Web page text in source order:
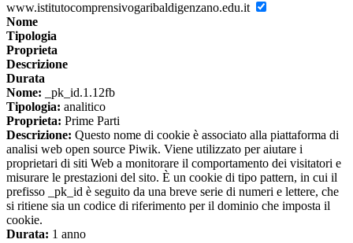
www.istitutocomprensivogaribaldigenzano.edu.it
Nome
Tipologia
Proprieta
Descrizione
Durata
Nome: _pk_id.1.12fb
Tipologia: analitico
Proprieta: Prime Parti
Descrizione: Questo nome di cookie è associato alla piattaforma di
analisi web open source Piwik. Viene utilizzato per aiutare i
proprietari di siti Web a monitorare il comportamento dei visitatori e
misurare le prestazioni del sito. È un cookie di tipo pattern, in cui il
prefisso _pk_id è seguito da una breve serie di numeri e lettere, che
si ritiene sia un codice di riferimento per il dominio che imposta il
cookie.
Durata: 1 anno